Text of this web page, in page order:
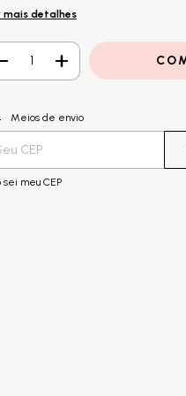
mais detalhes
para o CEP:
Meios de envio
sei meu CEP